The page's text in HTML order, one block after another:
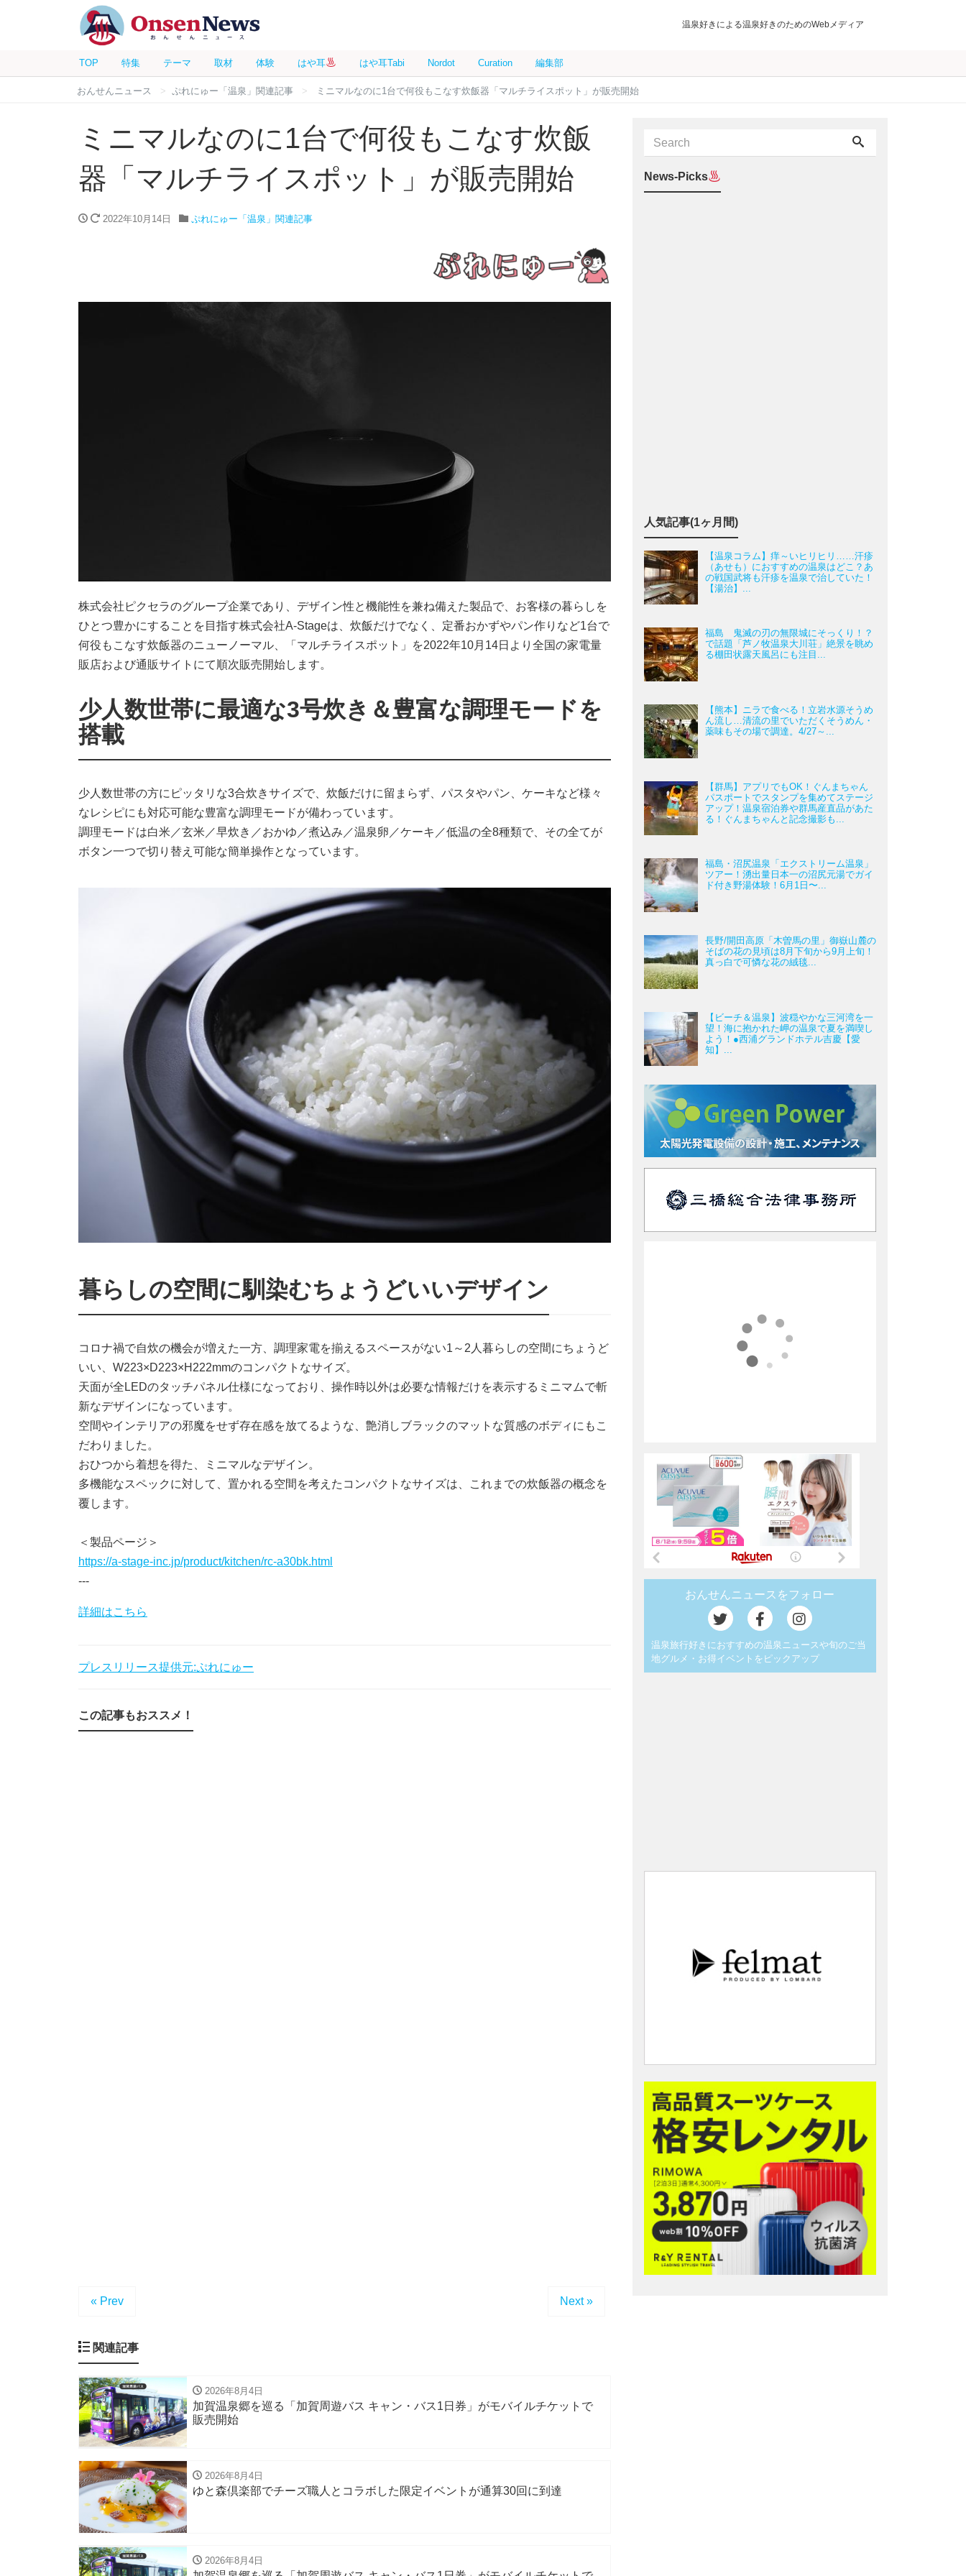
温泉好きによる温泉好きのためのWebメディア
TOP 特集 テーマ 取材 体験 はや耳 はや耳Tabi Nordot Curation 編集部
おんせんニュース ぷれにゅー「温泉」関連記事 ミニマルなのに1台で何役もこなす炊飯器「マルチライスポット」が販売開始
ミニマルなのに1台で何役もこなす炊飯
器「マルチライスポット」が販売開始
2022年10月14日 ぷれにゅー「温泉」関連記事
株式会社ピクセラのグループ企業であり、デザイン性と機能性を兼ね備えた製品で、お客様の暮らしを
ひとつ豊かにすることを目指す株式会社A-Stageは、炊飯だけでなく、定番おかずやパン作りなど1台で
何役もこなす炊飯器のニューノーマル、「マルチライスポット」を2022年10月14日より全国の家電量
販店および通販サイトにて順次販売開始します。
少人数世帯に最適な3号炊き＆豊富な調理モードを
搭載
少人数世帯の方にピッタリな3合炊きサイズで、炊飯だけに留まらず、パスタやパン、ケーキなど様々
なレシピにも対応可能な豊富な調理モードが備わっています。
調理モードは白米／玄米／早炊き／おかゆ／煮込み／温泉卵／ケーキ／低温の全8種類で、その全てが
ボタン一つで切り替え可能な簡単操作となっています。
暮らしの空間に馴染むちょうどいいデザイン
コロナ禍で自炊の機会が増えた一方、調理家電を揃えるスペースがない1～2人暮らしの空間にちょうど
いい、W223×D223×H222mmのコンパクトなサイズ。
天面が全LEDのタッチパネル仕様になっており、操作時以外は必要な情報だけを表示するミニマムで斬
新なデザインになっています。
空間やインテリアの邪魔をせず存在感を放てるような、艶消しブラックのマットな質感のボディにもこ
だわりました。
おひつから着想を得た、ミニマルなデザイン。
多機能なスペックに対して、置かれる空間を考えたコンパクトなサイズは、これまでの炊飯器の概念を
覆します。
＜製品ページ＞
https://a-stage-inc.jp/product/kitchen/rc-a30bk.html
---
詳細はこちら
プレスリリース提供元:ぷれにゅー
この記事もおススメ！
« Prev Next »
関連記事
2026年8月4日
加賀温泉郷を巡る「加賀周遊バス キャン・バス1日券」がモバイルチケットで
販売開始
2026年8月4日
ゆと森倶楽部でチーズ職人とコラボした限定イベントが通算30回に到達
2026年8月4日
News-Picks
人気記事(1ヶ月間)
【温泉コラム】痒～いヒリヒリ……汗疹
（あせも）におすすめの温泉はどこ？あ
の戦国武将も汗疹を温泉で治していた！
【湯治】...
福島 鬼滅の刃の無限城にそっくり！？
で話題「芦ノ牧温泉大川荘」絶景を眺め
る棚田状露天風呂にも注目...
【熊本】ニラで食べる！立岩水源そうめ
ん流し…清流の里でいただくそうめん・
薬味もその場で調達。4/27～...
【群馬】アプリでもOK！ぐんまちゃん
パスポートでスタンプを集めてステージ
アップ！温泉宿泊券や群馬産直品があた
る！ぐんまちゃんと記念撮影も...
福島・沼尻温泉「エクストリーム温泉」
ツアー！湧出量日本一の沼尻元湯でガイ
ド付き野湯体験！6月1日〜...
長野/開田高原「木曽馬の里」御嶽山麓の
そばの花の見頃は8月下旬から9月上旬！
真っ白で可憐な花の絨毯...
【ビーチ＆温泉】波穏やかな三河湾を一
望！海に抱かれた岬の温泉で夏を満喫し
よう！●西浦グランドホテル吉慶【愛
知】...
おんせんニュースをフォロー
温泉旅行好きにおすすめの温泉ニュースや旬のご当
地グルメ・お得イベントをピックアップ